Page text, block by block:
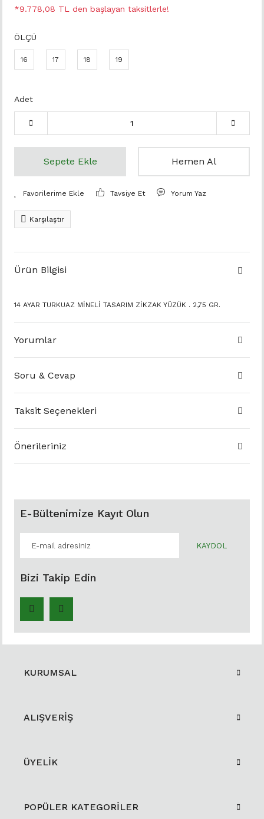
*9.778,08 TL den başlayan taksitlerle!
ÖLÇÜ
16 17 18 19
Adet
Sepete Ekle Hemen Al
Tavsiye Et Yorum Yaz
Karşılaştır
Ürün Bilgisi
14 AYAR TURKUAZ MİNELİ TASARIM ZİKZAK YÜZÜK . 2,75 GR.
Yorumlar
Soru & Cevap
Taksit Seçenekleri
Önerileriniz
E-Bültenimize Kayıt Olun
KAYDOL
Bizi Takip Edin
KURUMSAL
ALIŞVERİŞ
ÜYELİK
POPÜLER KATEGORİLER